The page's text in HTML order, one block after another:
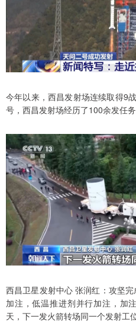
今年以来，西昌发射场连续取得9
号，西昌发射场经历了100余发任务
西昌卫星发射中心 张润红：攻坚
加注，低温推进剂并行加注，加
天，下一发火箭转场同一个发射工